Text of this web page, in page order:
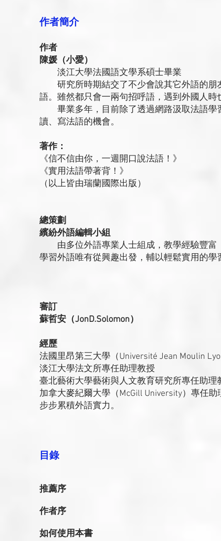
作者簡介
作者
陳媛（小愛）
淡江大學法國語文學系碩士畢業
研究所時期結交了不少會說其它外語的朋
語。雖然都只會一兩句招呼語，遇到外國人
畢業多年，目前除了透過網路汲取法語學
讀、寫法語的機會。
著作：
《信不信由你，一週開口說法語！》
《實用法語帶著背！》
（以上皆由瑞蘭國際出版）
總策劃
繽紛外語編輯小組
由多位外語專業人士組成，教學經驗豐富
學習外語唯有從興趣出發，輔以輕鬆實用的
審訂
蘇哲安（JonD.Solomon）
經歷
法國里昂第三大學（Université Jean Moulin
淡江大學法文所專任助理教授
臺北藝術大學藝術與人文教育研究所專任助理
加拿大麥紀爾大學（McGill University）專任助
步步累積外語實力。
目錄
推薦序
作者序
如何使用本書